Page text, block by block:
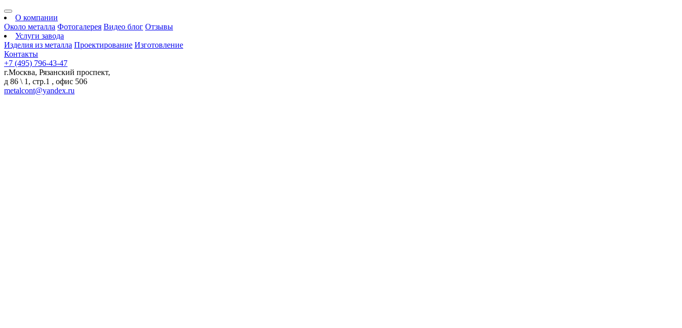
О компании
Около металла Фотогалерея Видео блог Отзывы
Услуги завода
Изделия из металла Проектирование Изготовление
Контакты
+7 (495) 796-43-47
г.Москва, Рязанский проспект,
д 86 \ 1, стр.1 , офис 506
metalcont@yandex.ru